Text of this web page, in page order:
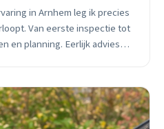
in Arnhem leg ik precies
Van eerste inspectie tot
en planning. Eerlijk advies